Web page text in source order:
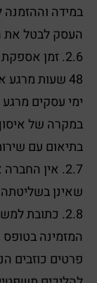
במידה
העסק לבטל
2.6. זמן
ימי עסקים
במקרה של
בתיאום עם
2.7. אין
שאינן בשליטתה,
2.8. כתובת
המזמינה
פרטים כוזבים